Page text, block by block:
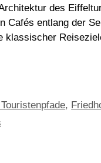
des
Cafés entlang der
klassischer
,